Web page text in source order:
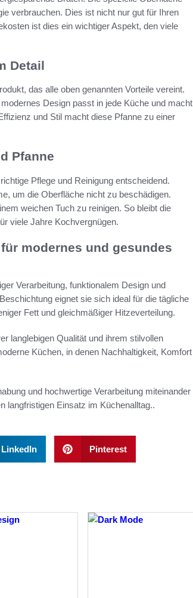
verbrauchen. Dies ist nicht nur gut für Ihren
ist dies ein wichtiger Aspekt, den viele
Detail
das alle oben genannten Vorteile vereint.
Design passt in jede Küche und macht
und Stil macht diese Pfanne zu einer
Pfanne
Pflege und Reinigung entscheidend.
um die Oberfläche nicht zu beschädigen.
weichen Tuch zu reinigen. So bleibt die
viele Jahre Kochvergnügen.
modernes und gesundes
Verarbeitung, funktionalem Design und
eignet sie sich ideal für die tägliche
Fett und gleichmäßiger Hitzeverteilung.
langlebigen Qualität und ihrem stilvollen
Küchen, in denen Nachhaltigkeit, Komfort
und hochwertige Verarbeitung miteinander
langfristigen Einsatz im Küchenalltag..
LinkedIn Pinterest